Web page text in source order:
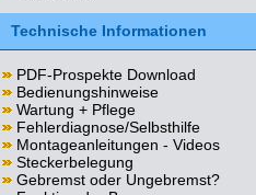
Technische Informationen
PDF-Prospekte Download
Bedienungshinweise
Wartung + Pflege
Fehlerdiagnose/Selbsthilfe
Montageanleitungen - Videos
Steckerbelegung
Gebremst oder Ungebremst?